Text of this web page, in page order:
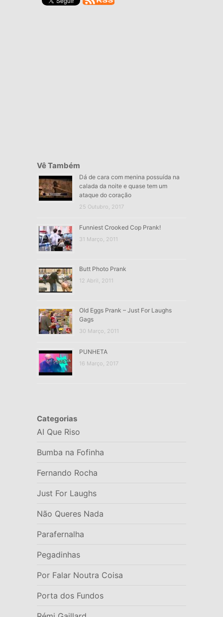
Vê Também
Dá de cara com menina possuída na
calada da noite e quase tem um
ataque do coração
25 Outubro, 2017
Funniest Crooked Cop Prank!
31 Março, 2011
Butt Photo Prank
12 Abril, 2011
Old Eggs Prank – Just For Laughs
Gags
30 Março, 2011
PUNHETA
16 Março, 2017
Categorias
AI Que Riso
Bumba na Fofinha
Fernando Rocha
Just For Laughs
Não Queres Nada
Parafernalha
Pegadinhas
Por Falar Noutra Coisa
Porta dos Fundos